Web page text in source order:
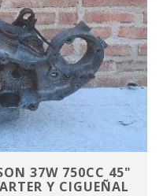
37W 750CC 45"
Y CIGUEÑAL